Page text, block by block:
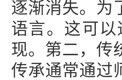
逐渐消失。为
语言。这可
现。第二，传
传承通常通过